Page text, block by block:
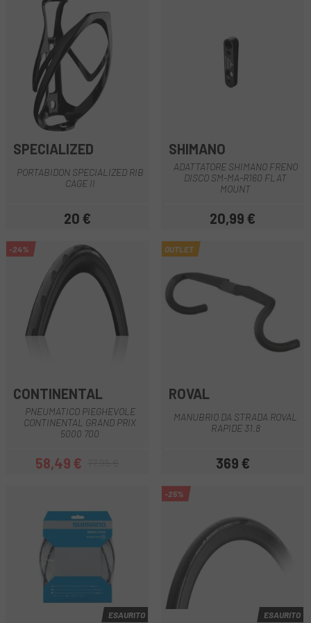
SPECIALIZED
PORTABIDON SPECIALIZED RIB
CAGE II
Prezzo
20 €
SHIMANO
ADATTATORE SHIMANO FRENO
DISCO SM-MA-R160 FLAT
MOUNT
Prezzo
20,99 €
-24%
CONTINENTAL
PNEUMATICO PIEGHEVOLE
CONTINENTAL GRAND PRIX
5000 700
Prezzo
58,49 €Prezzo base
OUTLET
ROVAL
MANUBRIO DA STRADA ROVAL
RAPIDE 31.8
Prezzo
369 €
ESAURITO
-25%
ESAURITO